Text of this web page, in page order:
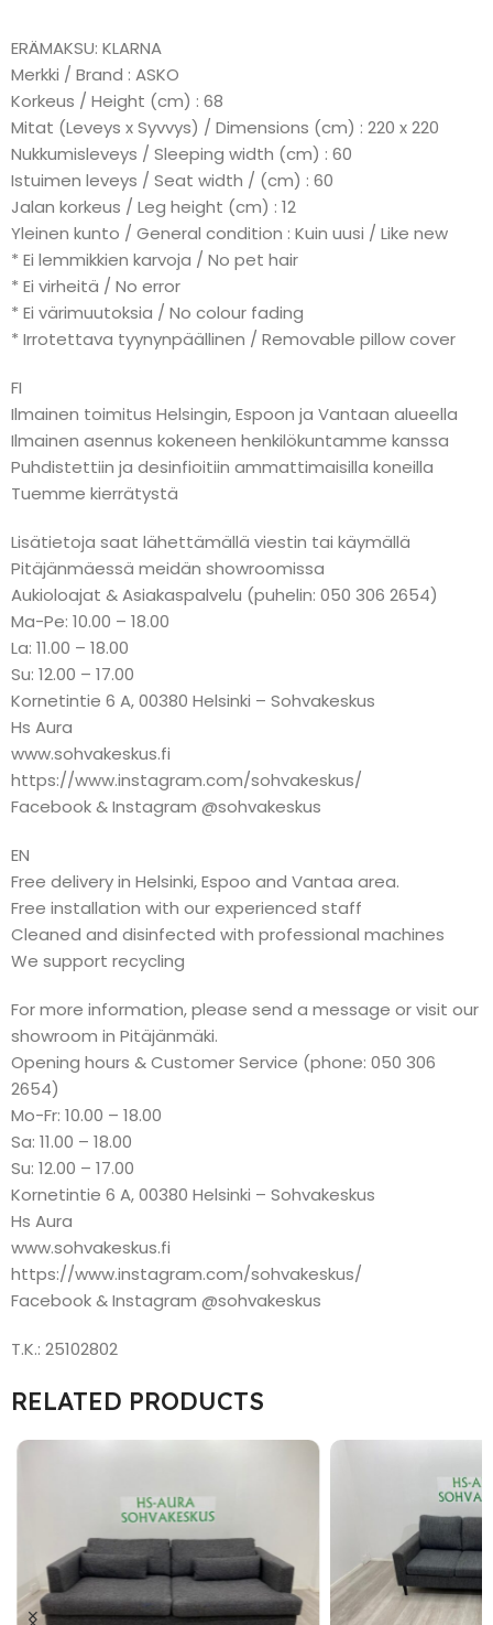
ERÄMAKSU: KLARNA
Merkki / Brand : ASKO
Korkeus / Height (cm) : 68
Mitat (Leveys x Syvvys) / Dimensions (cm) : 220 x 220
Nukkumisleveys / Sleeping width (cm) : 60
Istuimen leveys / Seat width / (cm) : 60
Jalan korkeus / Leg height (cm) : 12
Yleinen kunto / General condition : Kuin uusi / Like new
* Ei lemmikkien karvoja / No pet hair
* Ei virheitä / No error
* Ei värimuutoksia / No colour fading
* Irrotettava tyynynpäällinen / Removable pillow cover
FI
Ilmainen toimitus Helsingin, Espoon ja Vantaan alueella
Ilmainen asennus kokeneen henkilökuntamme kanssa
Puhdistettiin ja desinfioitiin ammattimaisilla koneilla
Tuemme kierrätystä
Lisätietoja saat lähettämällä viestin tai käymällä
Pitäjänmäessä meidän showroomissa
Aukioloajat & Asiakaspalvelu (puhelin: 050 306 2654)
Ma-Pe: 10.00 – 18.00
La: 11.00 – 18.00
Su: 12.00 – 17.00
Kornetintie 6 A, 00380 Helsinki – Sohvakeskus
Hs Aura
www.sohvakeskus.fi
https://www.instagram.com/sohvakeskus/
Facebook & Instagram @sohvakeskus
EN
Free delivery in Helsinki, Espoo and Vantaa area.
Free installation with our experienced staff
Cleaned and disinfected with professional machines
We support recycling
For more information, please send a message or visit our
showroom in Pitäjänmäki.
Opening hours & Customer Service (phone: 050 306
2654)
Mo-Fr: 10.00 – 18.00
Sa: 11.00 – 18.00
Su: 12.00 – 17.00
Kornetintie 6 A, 00380 Helsinki – Sohvakeskus
Hs Aura
www.sohvakeskus.fi
https://www.instagram.com/sohvakeskus/
Facebook & Instagram @sohvakeskus
T.K.: 25102802
RELATED PRODUCTS